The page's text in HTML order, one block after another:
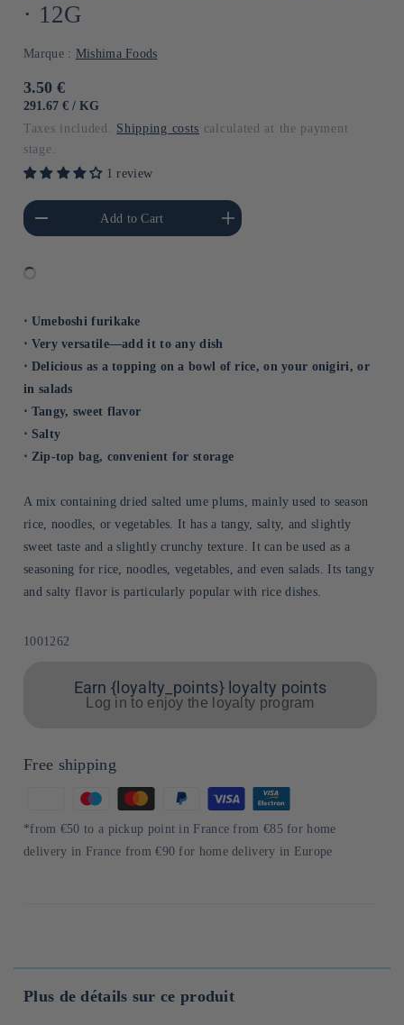
⋅ 12G
Marque : Mishima Foods
Usual
price
3.50 €
UNIT
291.67 € / BY
KG
Taxes included. Shipping costs calculated at the payment
stage.
1 review
amount of Default
Title
Add to Cart
Increase the amount of Default
Title
⋅ Umeboshi furikake
⋅ Very versatile—add it to any dish
⋅ Delicious as a topping on a bowl of rice, on your onigiri, or
in salads
⋅ Tangy, sweet flavor
⋅ Salty
⋅ Zip-top bag, convenient for storage
A mix containing dried salted ume plums, mainly used to season
rice, noodles, or vegetables. It has a tangy, salty, and slightly
sweet taste and a slightly crunchy texture. It can be used as a
seasoning for rice, noodles, vegetables, and even salads. Its tangy
and salty flavor is particularly popular with rice dishes.
Sku:
1001262
Earn {loyalty_points} loyalty points
Log in to enjoy the loyalty program
Free shipping
of
payment
*from €50 to a pickup point in France from €85 for home
delivery in France from €90 for home delivery in Europe
Plus de détails sur ce produit